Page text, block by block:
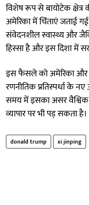
विशेष रूप से बायोटेक
अमेरिका में चिंताएं जताई
संवेदनशील स्वास्थ्य और
हिस्सा है और इस दिशा में
इस फैसले को अमेरिका और
रणनीतिक प्रतिस्पर्धा के
समय में इसका असर वैश्विक
व्यापार पर भी पड़ सकता है।
donald trump xi jinping